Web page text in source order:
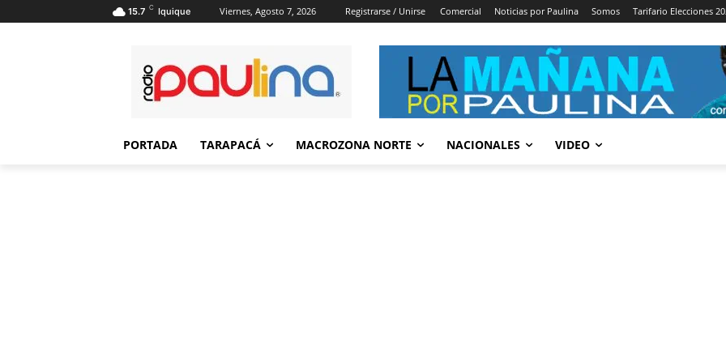
15.7 C Iquique Viernes, Agosto 7, 2026 Registrarse / Unirse Comercial Noticias por Paulina Somos Tarifario Elecciones
PORTADA TARAPACÁ MACROZONA NORTE NACIONALES VIDEO